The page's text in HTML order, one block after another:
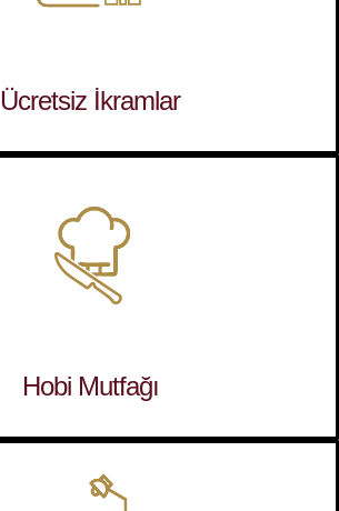
Ücretsiz İkramlar
Hobi Mutfağı